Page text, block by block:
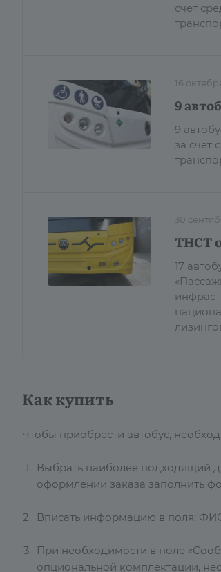
счет
16
9
9
за счет
30
ТНСТ
17
Как купить
Чтобы приобрести автобус,
Выбрать наиболее подходящий
оформлении заказа заполнить
Вписать информацию в поля:
При необходимости в поле
опциональной комплектации,